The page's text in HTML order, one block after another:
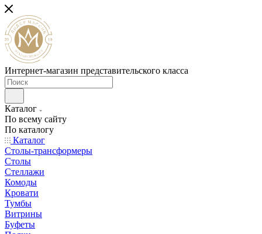
Интернет-магазин представительского класса
Каталог
По всему сайту
По каталогу
Каталог
Столы-трансформеры
Столы
Стеллажи
Комоды
Кровати
Тумбы
Витрины
Буфеты